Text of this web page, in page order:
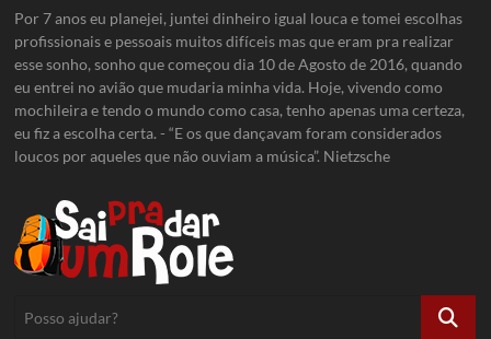
Por 7 anos eu planejei, juntei dinheiro igual louca e tomei escolhas
profissionais e pessoais muitos difíceis mas que eram pra realizar
esse sonho, sonho que começou dia 10 de Agosto de 2016, quando
eu entrei no avião que mudaria minha vida. Hoje, vivendo como
mochileira e tendo o mundo como casa, tenho apenas uma certeza,
eu fiz a escolha certa. - “E os que dançavam foram considerados
loucos por aqueles que não ouviam a música”. Nietzsche
Posso
ajudar?